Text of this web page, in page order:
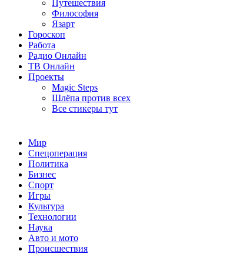
Путешествия
Философия
Язарт
Гороскоп
Работа
Радио Онлайн
ТВ Онлайн
Проекты
Magic Steps
Шлёпа против всех
Все стикеры тут
Мир
Спецоперация
Политика
Бизнес
Спорт
Игры
Культура
Технологии
Наука
Авто и мото
Происшествия